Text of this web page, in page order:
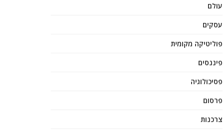
עולם
עסקים
פוליטיקה מקומית
פיננסים
פסיכולוגיה
פרסום
צרכנות